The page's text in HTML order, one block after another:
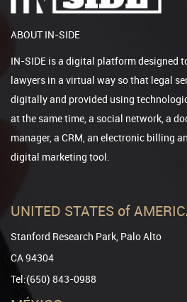
ABOUT IN-SIDE
IN-SIDE is a digital platform designed
lawyers in a virtual way so that legal
digitally and provided using
at the same time, a social network, a
manager, a CRM, an electronic billing
digital marketing tool.
UNITED STATES of
Stanford Research Park, Palo Alto
CA 94304
Tel:(650) 843-0988